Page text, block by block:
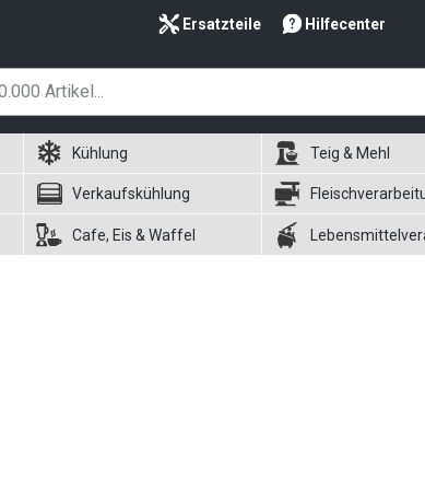
Ersatzteile Hilfecenter
Kühlung Teig & Mehl
Verkaufskühlung
Cafe, Eis & Waffel